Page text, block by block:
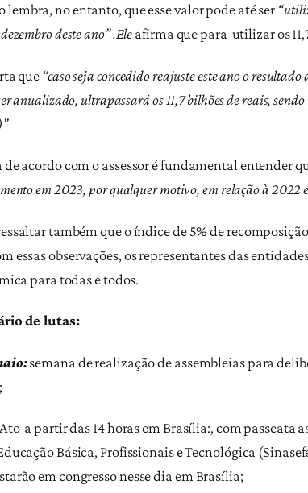
lembra, no entanto, que esse valor pode até ser
deste ano” .Eleafirma que para utilizar os
que “caso seja concedido reajuste este ano o
anualizado, ultrapassará os 11,7 bilhões de reais,
acordo com o assessor é fundamental entender
em 2023, por qualquer motivo, em relação à 2022
também que o índice de 5% de
essas observações, os representantes das
para todas e todos.
de lutas:
semana de realização de assembleias para
a partir das 14 horas em Brasília:, com passeata
Básica, Profissionais e Tecnológica
em congresso nesse dia em Brasília;